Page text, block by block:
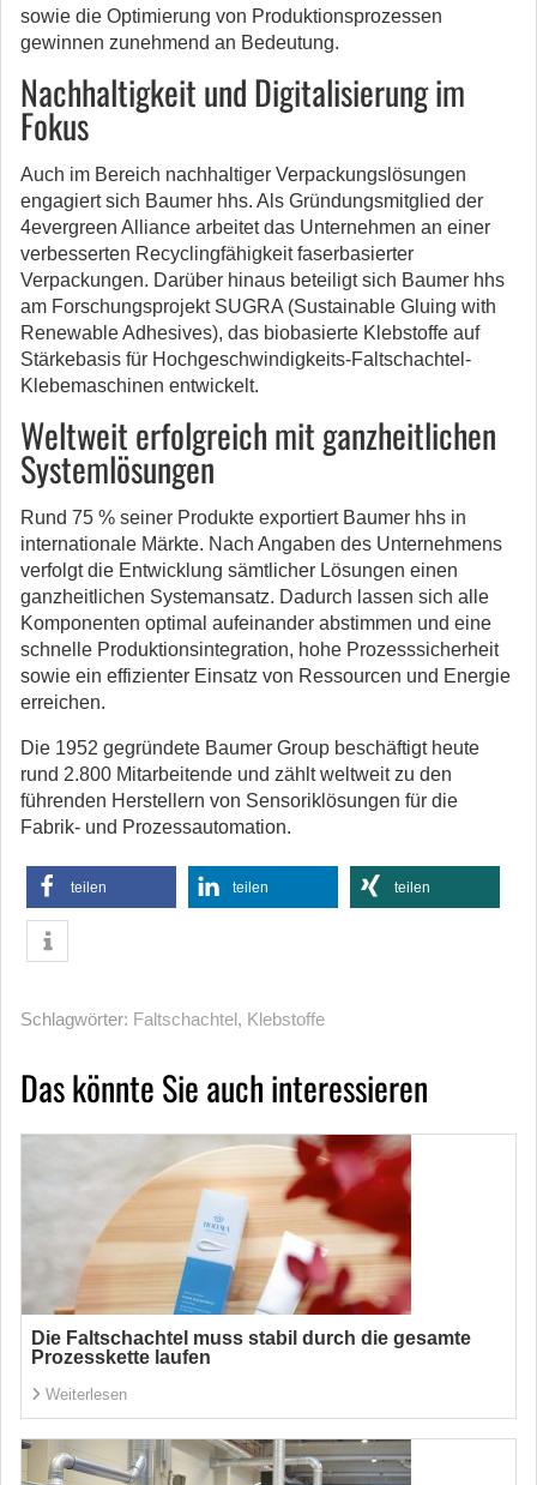
sowie die Optimierung von Produktionsprozessen
gewinnen zunehmend an Bedeutung.
Nachhaltigkeit und Digitalisierung im
Fokus
Auch im Bereich nachhaltiger Verpackungslösungen
engagiert sich Baumer hhs. Als Gründungsmitglied der
4evergreen Alliance arbeitet das Unternehmen an einer
verbesserten Recyclingfähigkeit faserbasierter
Verpackungen. Darüber hinaus beteiligt sich Baumer hhs
am Forschungsprojekt SUGRA (Sustainable Gluing with
Renewable Adhesives), das biobasierte Klebstoffe auf
Stärkebasis für Hochgeschwindigkeits-Faltschachtel-
Klebemaschinen entwickelt.
Weltweit erfolgreich mit ganzheitlichen
Systemlösungen
Rund 75 % seiner Produkte exportiert Baumer hhs in
internationale Märkte. Nach Angaben des Unternehmens
verfolgt die Entwicklung sämtlicher Lösungen einen
ganzheitlichen Systemansatz. Dadurch lassen sich alle
Komponenten optimal aufeinander abstimmen und eine
schnelle Produktionsintegration, hohe Prozesssicherheit
sowie ein effizienter Einsatz von Ressourcen und Energie
erreichen.
Die 1952 gegründete Baumer Group beschäftigt heute
rund 2.800 Mitarbeitende und zählt weltweit zu den
führenden Herstellern von Sensoriklösungen für die
Fabrik- und Prozessautomation.
teilen teilen teilen
Schlagwörter: Faltschachtel, Klebstoffe
Das könnte Sie auch interessieren
Die Faltschachtel muss stabil durch die gesamte
Prozesskette laufen
Weiterlesen